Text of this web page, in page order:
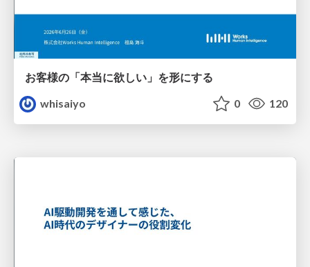
お客様の「本当に欲しい」を形にする
whisaiyo
0 120